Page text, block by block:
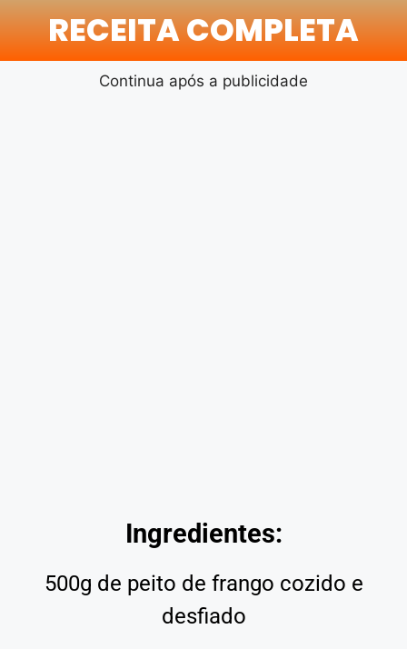
RECEITA COMPLETA
Continua após a publicidade
Ingredientes:
500g de peito de frango cozido e
desfiado